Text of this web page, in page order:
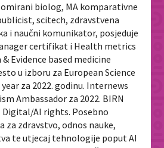
biolog, MA komparativne
scitech, zdravstvena
i naučni komunikator, posjeduje
certifikat i Health metrics
Evidence based medicine
u izboru za European Science
za 2022. godinu. Internews
Ambassador za 2022. BIRN
AI rights. Posebno
za zdravstvo, odnos nauke,
te utjecaj tehnologije poput AI